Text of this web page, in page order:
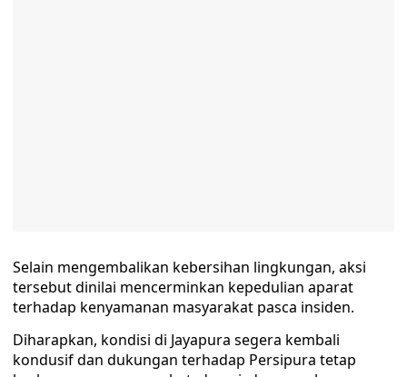
Selain mengembalikan kebersihan lingkungan, aksi
tersebut dinilai mencerminkan kepedulian aparat
terhadap kenyamanan masyarakat pasca insiden.
Diharapkan, kondisi di Jayapura segera kembali
kondusif dan dukungan terhadap Persipura tetap